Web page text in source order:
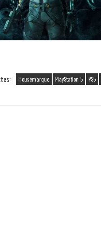
Housemarque PlayStation 5 PS5